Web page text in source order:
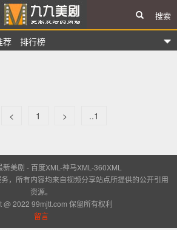
荐 排行榜
搜索
< 1 > ..1
新美剧 - 百度XML -神马XML -360XML
，所有内容均来自视频分享站点所提供的公开引用
资源。
@ 2022 99mjtt.com 保留所有权利
留言